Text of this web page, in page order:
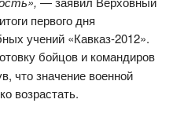
первого дня
учений «Кавказ-2012».
бойцов и командиров
что значение военной
возрастать.